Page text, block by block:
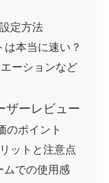
定方法
本当に速い？
ーションなど
ザーレビュー
のポイント
ットと注意点
ムでの使用感